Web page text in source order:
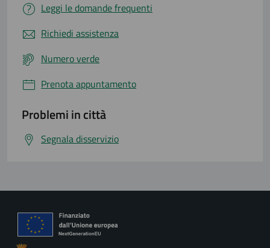
Leggi le domande frequenti
Richiedi assistenza
Numero verde
Prenota appuntamento
Problemi in città
Segnala disservizio